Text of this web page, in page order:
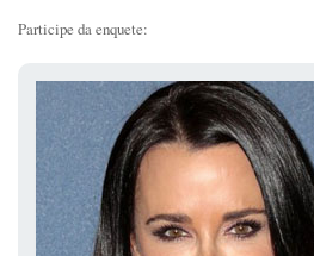
Participe da enquete: